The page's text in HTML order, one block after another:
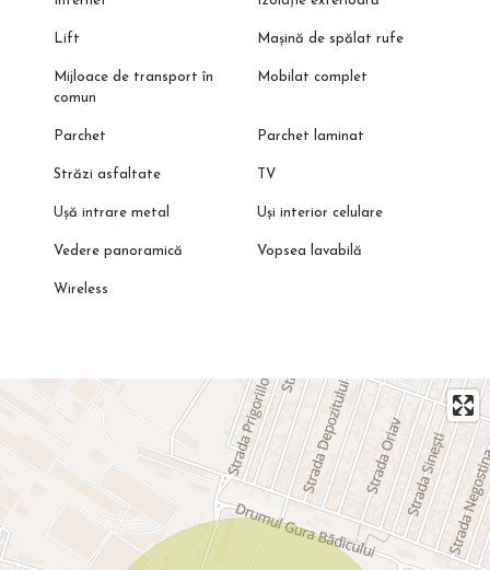
Lift Mașină de spălat rufe
Mijloace de transport în
comun
Mobilat complet
Parchet Parchet laminat
Străzi asfaltate TV
Ușă intrare metal Uși interior celulare
Vedere panoramică Vopsea lavabilă
Wireless